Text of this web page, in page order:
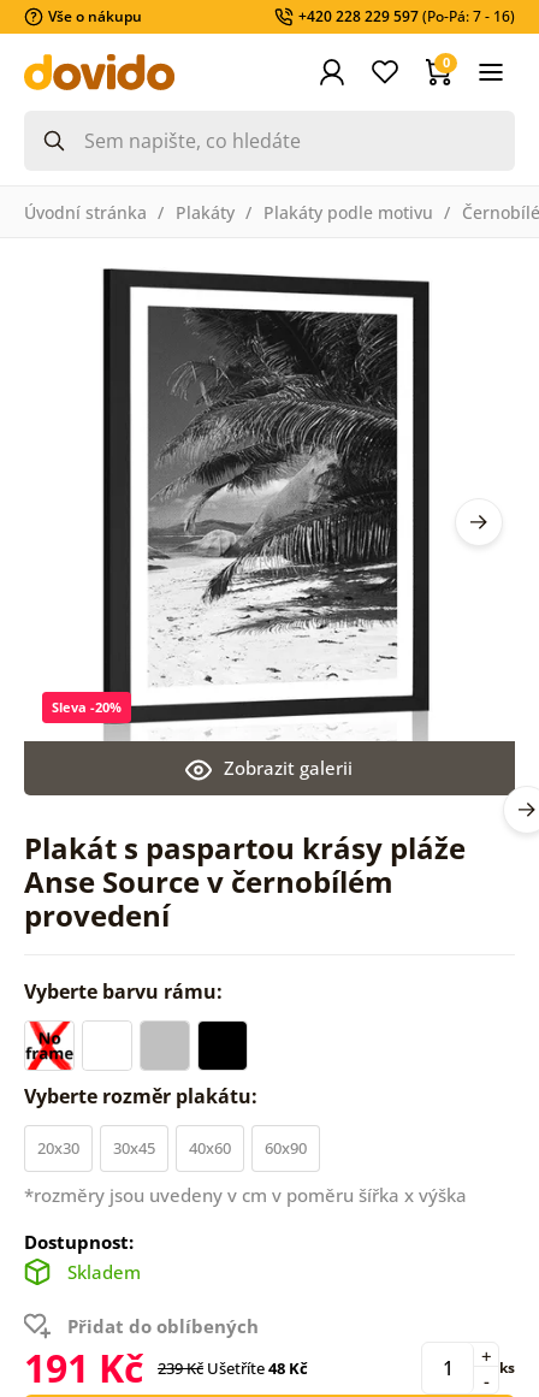
Vše o nákupu +420 228 229 597(Po-Pá: 7 - 16)
0
Úvodní stránka Plakáty Plakáty podle motivu Černobílé
Plakát s paspartou krásy pláže
Anse Source v černobílém
provedení
Zobrazit galerii
Sleva -20%
Vyberte barvu rámu:
Vyberte rozměr plakátu:
20x30 30x45 40x60 60x90
*rozměry jsou uvedeny v cm v poměru šířka x výška
Dostupnost:
Skladem
Přidat do oblíbených
191 Kč 239 Kč Ušetříte48 Kč -
+ ks